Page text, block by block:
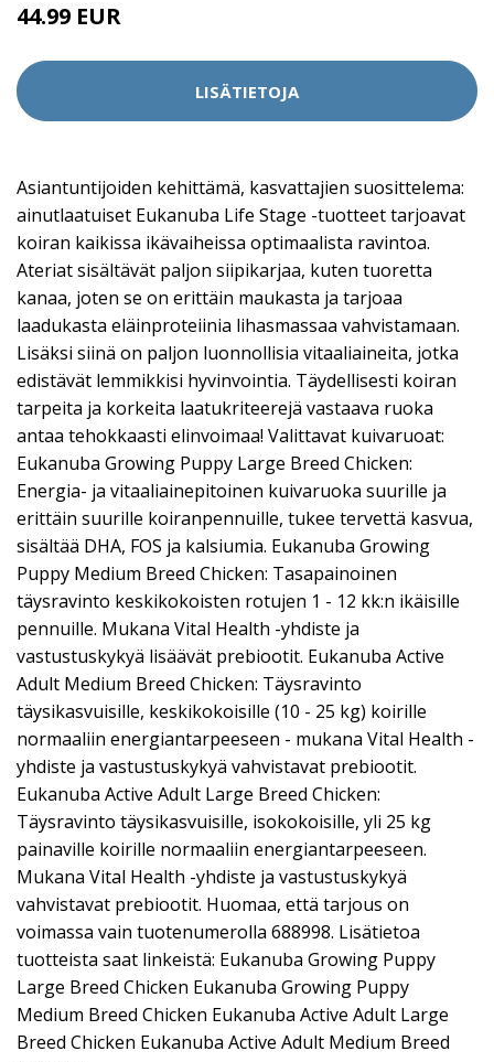
44.99 EUR
LISÄTIETOJA
Asiantuntijoiden kehittämä, kasvattajien suosittelema:
ainutlaatuiset Eukanuba Life Stage -tuotteet tarjoavat
koiran kaikissa ikävaiheissa optimaalista ravintoa.
Ateriat sisältävät paljon siipikarjaa, kuten tuoretta
kanaa, joten se on erittäin maukasta ja tarjoaa
laadukasta eläinproteiinia lihasmassaa vahvistamaan.
Lisäksi siinä on paljon luonnollisia vitaaliaineita, jotka
edistävät lemmikkisi hyvinvointia. Täydellisesti koiran
tarpeita ja korkeita laatukriteerejä vastaava ruoka
antaa tehokkaasti elinvoimaa! Valittavat kuivaruoat:
Eukanuba Growing Puppy Large Breed Chicken:
Energia- ja vitaaliainepitoinen kuivaruoka suurille ja
erittäin suurille koiranpennuille, tukee tervettä kasvua,
sisältää DHA, FOS ja kalsiumia. Eukanuba Growing
Puppy Medium Breed Chicken: Tasapainoinen
täysravinto keskikokoisten rotujen 1 - 12 kk:n ikäisille
pennuille. Mukana Vital Health -yhdiste ja
vastustuskykyä lisäävät prebiootit. Eukanuba Active
Adult Medium Breed Chicken: Täysravinto
täysikasvuisille, keskikokoisille (10 - 25 kg) koirille
normaaliin energiantarpeeseen - mukana Vital Health -
yhdiste ja vastustuskykyä vahvistavat prebiootit.
Eukanuba Active Adult Large Breed Chicken:
Täysravinto täysikasvuisille, isokokoisille, yli 25 kg
painaville koirille normaaliin energiantarpeeseen.
Mukana Vital Health -yhdiste ja vastustuskykyä
vahvistavat prebiootit. Huomaa, että tarjous on
voimassa vain tuotenumerolla 688998. Lisätietoa
tuotteista saat linkeistä: Eukanuba Growing Puppy
Large Breed Chicken Eukanuba Growing Puppy
Medium Breed Chicken Eukanuba Active Adult Large
Breed Chicken Eukanuba Active Adult Medium Breed